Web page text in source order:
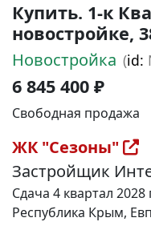
Купить. 1-к
новостройке,
Новостройка (id:
6 845 400 ₽
Свободная продажа
ЖК "Сезоны"
Застройщик
Сдача 4 квартал 2028
Республика Крым,